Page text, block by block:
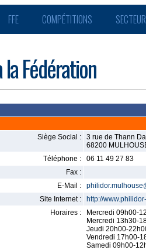
FFE COMPÉTITIONS
Fédération
Siège Social :
3 rue de Thann
68200
Téléphone :
06 11 49 27 83
Fax :
E-Mail :
Site Internet :
http://
Horaires :
Mercredi 09h00-
Mercredi 13h30-
Jeudi 20h00-
Vendredi 17h00-
Samedi 09h00-